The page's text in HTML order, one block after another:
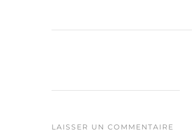
LAISSER UN COMMENTAIRE